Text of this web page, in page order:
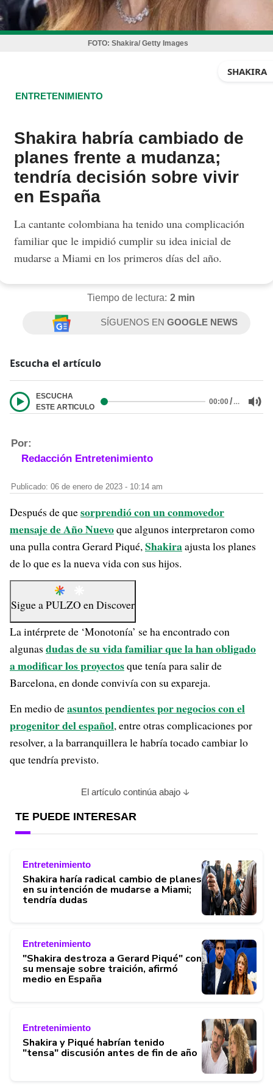
FOTO: Shakira/ Getty Images
SHAKIRA
ENTRETENIMIENTO
Shakira habría cambiado de
planes frente a mudanza;
tendría decisión sobre vivir
en España
La cantante colombiana ha tenido una complicación
familiar que le impidió cumplir su idea inicial de
mudarse a Miami en los primeros días del año.
Tiempo de lectura: 2 min
SÍGUENOS ENGOOGLE NEWS
Escucha el artículo
ESCUCHA
ESTE ARTICULO
00:00/…
Por:
Redacción Entretenimiento
Publicado: 06 de enero de 2023 - 10:14 am
Después de quesorprendió con un conmovedor
mensaje de Año Nuevoque algunos interpretaron como
una pulla contra Gerard Piqué,Shakiraajusta los planes
de lo que es la nueva vida con sus hijos.
Sigue aPULZO enDiscover
La intérprete de ‘Monotonía’ se ha encontrado con
algunas dudas de su vida familiar que la han obligado
a modificar los proyectosque tenía para salir de
Barcelona, en donde convivía con su expareja.
En medio deasuntos pendientes por negocios con el
progenitor del español, entre otras complicaciones por
resolver, a la barranquillera le habría tocado cambiar lo
que tendría previsto.
El artículo continúa abajo
TE PUEDE INTERESAR
Entretenimiento
Shakira haría radical cambio de planes
en su intención de mudarse a Miami;
tendría dudas
Entretenimiento
"Shakira destroza a Gerard Piqué" con
su mensaje sobre traición, afirmó
medio en España
Entretenimiento
Shakira y Piqué habrían tenido
"tensa" discusión antes de fin de año